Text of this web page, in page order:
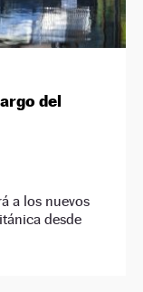
del
a los nuevos
desde